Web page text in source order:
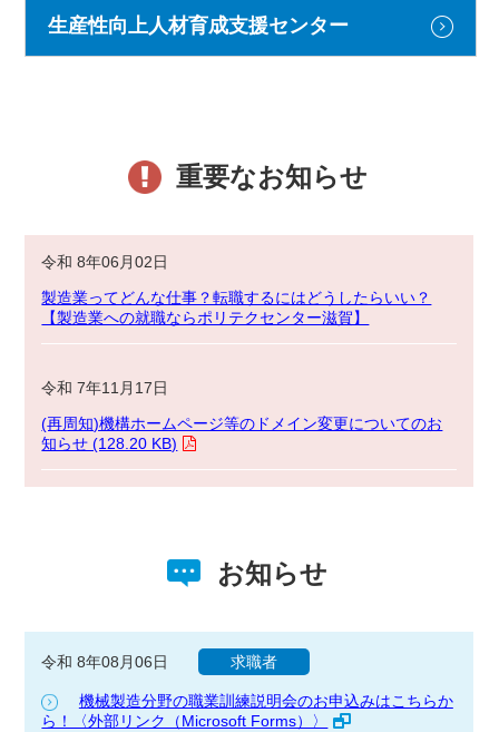
生産性向上人材育成支援センター
重要なお知らせ
令和 8年06月02日
製造業ってどんな仕事？転職するにはどうしたらいい？
【製造業への就職ならポリテクセンター滋賀】
令和 7年11月17日
(再周知)機構ホームページ等のドメイン変更についてのお
知らせ (128.20 KB)
お知らせ
令和 8年08月06日 求職者
機械製造分野の職業訓練説明会のお申込みはこちらか
ら！〈外部リンク（Microsoft Forms）〉